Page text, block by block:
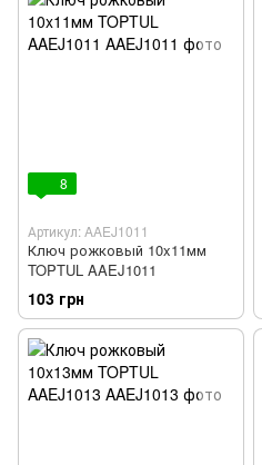
8
Артикул: AAEJ1011
Ключ рожковый 10x11мм
TOPTUL AAEJ1011
103 грн